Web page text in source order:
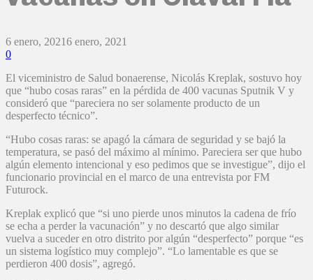
6 enero, 20216 enero, 2021
0
El viceministro de Salud bonaerense, Nicolás Kreplak, sostuvo hoy
que “hubo cosas raras” en la pérdida de 400 vacunas Sputnik V y
consideró que “pareciera no ser solamente producto de un
desperfecto técnico”.
“Hubo cosas raras: se apagó la cámara de seguridad y se bajó la
temperatura, se pasó del máximo al mínimo. Pareciera ser que hubo
algún elemento intencional y eso pedimos que se investigue”, dijo el
funcionario provincial en el marco de una entrevista por FM
Futurock.
Kreplak explicó que “si uno pierde unos minutos la cadena de frío
se echa a perder la vacunación” y no descartó que algo similar
vuelva a suceder en otro distrito por algún “desperfecto” porque “es
un sistema logístico muy complejo”. “Lo lamentable es que se
perdieron 400 dosis”, agregó.